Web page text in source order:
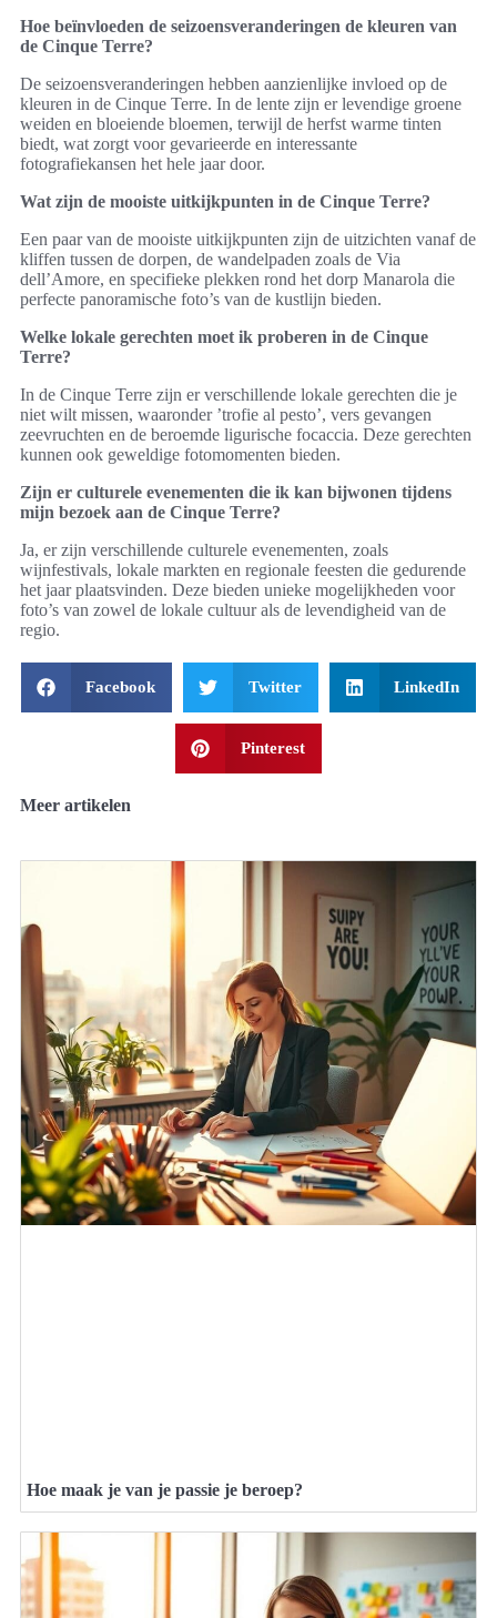
Hoe beïnvloeden de seizoensveranderingen de kleuren van
de Cinque Terre?
De seizoensveranderingen hebben aanzienlijke invloed op de
kleuren in de Cinque Terre. In de lente zijn er levendige groene
weiden en bloeiende bloemen, terwijl de herfst warme tinten
biedt, wat zorgt voor gevarieerde en interessante
fotografiekansen het hele jaar door.
Wat zijn de mooiste uitkijkpunten in de Cinque Terre?
Een paar van de mooiste uitkijkpunten zijn de uitzichten vanaf de
kliffen tussen de dorpen, de wandelpaden zoals de Via
dell’Amore, en specifieke plekken rond het dorp Manarola die
perfecte panoramische foto’s van de kustlijn bieden.
Welke lokale gerechten moet ik proberen in de Cinque
Terre?
In de Cinque Terre zijn er verschillende lokale gerechten die je
niet wilt missen, waaronder ’trofie al pesto’, vers gevangen
zeevruchten en de beroemde ligurische focaccia. Deze gerechten
kunnen ook geweldige fotomomenten bieden.
Zijn er culturele evenementen die ik kan bijwonen tijdens
mijn bezoek aan de Cinque Terre?
Ja, er zijn verschillende culturele evenementen, zoals
wijnfestivals, lokale markten en regionale feesten die gedurende
het jaar plaatsvinden. Deze bieden unieke mogelijkheden voor
foto’s van zowel de lokale cultuur als de levendigheid van de
regio.
Facebook Twitter LinkedIn
Pinterest
Meer artikelen
Hoe maak je van je passie je beroep?